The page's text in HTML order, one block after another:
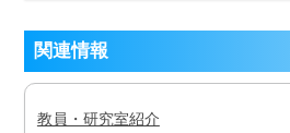
関連情報
教員・研究室紹介